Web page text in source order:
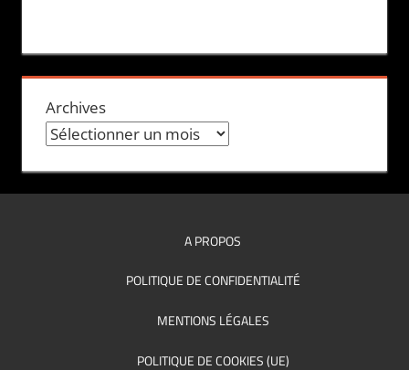
Archives
A PROPOS
POLITIQUE DE CONFIDENTIALITÉ
MENTIONS LÉGALES
POLITIQUE DE COOKIES (UE)